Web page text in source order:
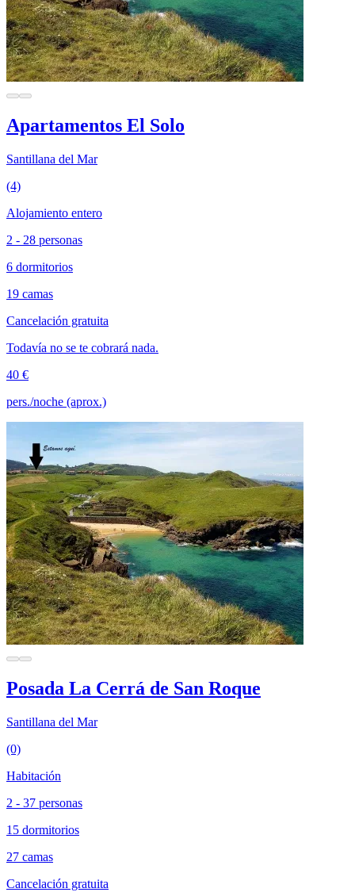
Apartamentos El Solo
Santillana del Mar
(4)
Alojamiento entero
2 - 28 personas
6 dormitorios
19 camas
Cancelación gratuita
Todavía no se te cobrará nada.
40 €
pers./noche (aprox.)
Posada La Cerrá de San Roque
Santillana del Mar
(0)
Habitación
2 - 37 personas
15 dormitorios
27 camas
Cancelación gratuita